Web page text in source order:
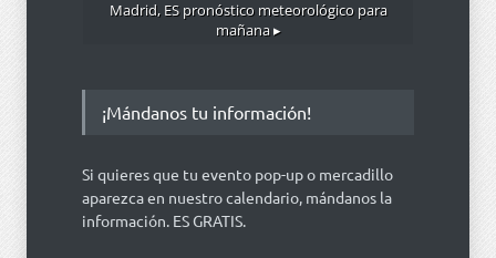
Madrid, ESpronóstico meteorológico para
mañana ▸
¡Mándanos tu información!
Si quieres que tu evento pop-up o mercadillo
aparezca en nuestro calendario, mándanos la
información. ES GRATIS.